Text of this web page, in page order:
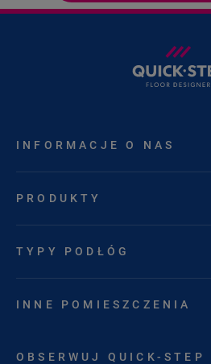
INFORMACJE O NAS
PRODUKTY
TYPY PODŁÓG
INNE POMIESZCZENIA
OBSERWUJ QUICK-STEP